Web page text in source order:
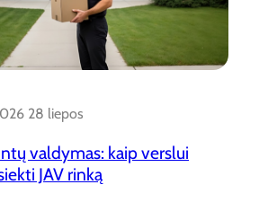
28 liepos
valdymas: kaip verslui
JAV rinką